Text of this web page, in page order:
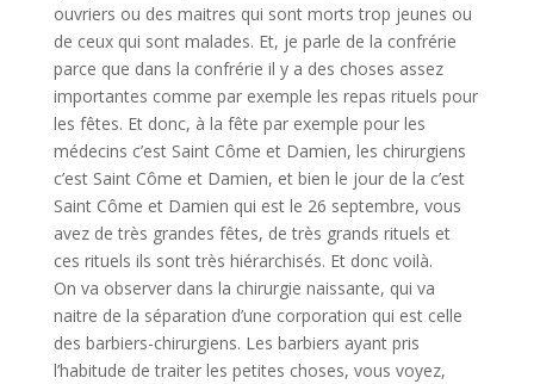
ouvriers ou des maitres qui sont morts trop jeunes ou
de ceux qui sont malades. Et, je parle de la confrérie
parce que dans la confrérie il y a des choses assez
importantes comme par exemple les repas rituels pour
les fêtes. Et donc, à la fête par exemple pour les
médecins c’est Saint Côme et Damien, les chirurgiens
c’est Saint Côme et Damien, et bien le jour de la c’est
Saint Côme et Damien qui est le 26 septembre, vous
avez de très grandes fêtes, de très grands rituels et
ces rituels ils sont très hiérarchisés. Et donc voilà.
On va observer dans la chirurgie naissante, qui va
naitre de la séparation d’une corporation qui est celle
des barbiers-chirurgiens. Les barbiers ayant pris
l’habitude de traiter les petites choses, vous voyez,